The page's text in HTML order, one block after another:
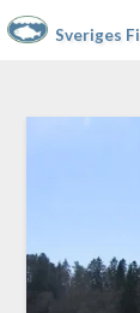
Sveriges